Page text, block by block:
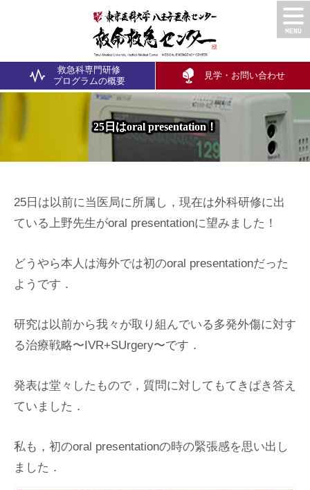
救急科専門研修
プログラムの概要
見学・お問い合わせ
25日はoral presentation！
25日は以前に当医局に所属し，現在は外科研修に出
ている上野先生がoral presentationに望みました！
どうやら本人は海外では初のoral presentationだった
ようです．
研究は以前から我々が取り組んでいる多発外傷に対す
る治療戦略〜IVR+SUrgery〜です．
発表は堂々したもので，質問に対してもてきぱき答え
ていました．
私も，初のoral presentationの時の緊張感を思い出し
ました．